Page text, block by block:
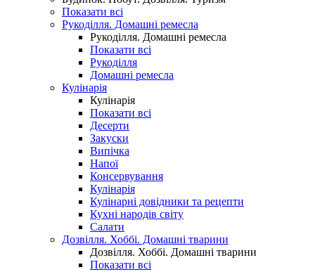
Показати всі
Рукоділля. Домашні ремесла
Рукоділля. Домашні ремесла
Показати всі
Рукоділля
Домашні ремесла
Кулінарія
Кулінарія
Показати всі
Десерти
Закуски
Випічка
Напої
Консервування
Кулінарія
Кулінарні довідники та рецепти
Кухні народів світу
Салати
Дозвілля. Хоббі. Домашні тварини
Дозвілля. Хоббі. Домашні тварини
Показати всі